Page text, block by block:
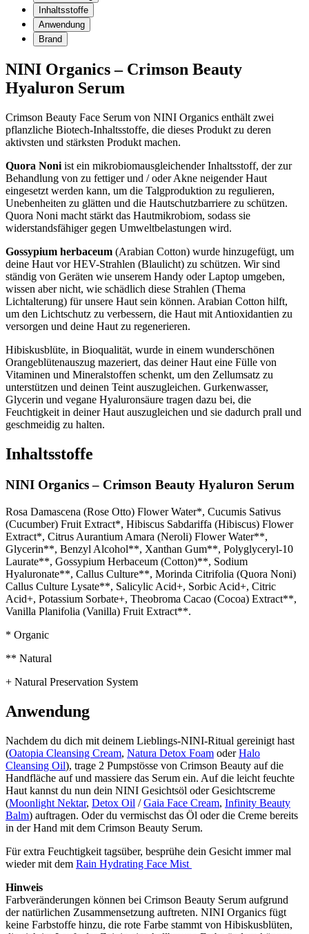
Inhaltsstoffe
Anwendung
Brand
NINI Organics – Crimson Beauty
Hyaluron Serum
Crimson Beauty Face Serum von NINI Organics enthält zwei
pflanzliche Biotech-Inhaltsstoffe, die dieses Produkt zu deren
aktivsten und stärksten Produkt machen.
Quora Noni ist ein mikrobiomausgleichender Inhaltsstoff, der zur
Behandlung von zu fettiger und / oder Akne neigender Haut
eingesetzt werden kann, um die Talgproduktion zu regulieren,
Unebenheiten zu glätten und die Hautschutzbarriere zu schützen.
Quora Noni macht stärkt das Hautmikrobiom, sodass sie
widerstandsfähiger gegen Umweltbelastungen wird.
Gossypium herbaceum (Arabian Cotton) wurde hinzugefügt, um
deine Haut vor HEV-Strahlen (Blaulicht) zu schützen. Wir sind
ständig von Geräten wie unserem Handy oder Laptop umgeben,
wissen aber nicht, wie schädlich diese Strahlen (Thema
Lichtalterung) für unsere Haut sein können. Arabian Cotton hilft,
um den Lichtschutz zu verbessern, die Haut mit Antioxidantien zu
versorgen und deine Haut zu regenerieren.
Hibiskusblüte, in Bioqualität, wurde in einem wunderschönen
Orangeblütenauszug mazeriert, das deiner Haut eine Fülle von
Vitaminen und Mineralstoffen schenkt, um den Zellumsatz zu
unterstützen und deinen Teint auszugleichen. Gurkenwasser,
Glycerin und vegane Hyaluronsäure tragen dazu bei, die
Feuchtigkeit in deiner Haut auszugleichen und sie dadurch prall und
geschmeidig zu halten.
Inhaltsstoffe
NINI Organics – Crimson Beauty Hyaluron Serum
Rosa Damascena (Rose Otto) Flower Water*, Cucumis Sativus
(Cucumber) Fruit Extract*, Hibiscus Sabdariffa (Hibiscus) Flower
Extract*, Citrus Aurantium Amara (Neroli) Flower Water**,
Glycerin**, Benzyl Alcohol**, Xanthan Gum**, Polyglyceryl-10
Laurate**, Gossypium Herbaceum (Cotton)**, Sodium
Hyaluronate**, Callus Culture**, Morinda Citrifolia (Quora Noni)
Callus Culture Lysate**, Salicylic Acid+, Sorbic Acid+, Citric
Acid+, Potassium Sorbate+, Theobroma Cacao (Cocoa) Extract**,
Vanilla Planifolia (Vanilla) Fruit Extract**.
* Organic
** Natural
+ Natural Preservation System
Anwendung
Nachdem du dich mit deinem Lieblings-NINI-Ritual gereinigt hast
(Oatopia Cleansing Cream, Natura Detox Foam oderHalo
Cleansing Oil), trage 2 Pumpstösse von Crimson Beauty auf die
Handfläche auf und massiere das Serum ein. Auf die leicht feuchte
Haut kannst du nun dein NINI Gesichtsöl oder Gesichtscreme
(Moonlight Nektar, Detox Oil /Gaia Face Cream, Infinity Beauty
Balm) auftragen. Oder du vermischst das Öl oder die Creme bereits
in der Hand mit dem Crimson Beauty Serum.
Für extra Feuchtigkeit tagsüber, besprühe dein Gesicht immer mal
wieder mit dem Rain Hydrating Face Mist
Hinweis
Farbveränderungen können bei Crimson Beauty Serum aufgrund
der natürlichen Zusammensetzung auftreten. NINI Organics fügt
keine Farbstoffe hinzu, die rote Farbe stammt von Hibiskusblüten,